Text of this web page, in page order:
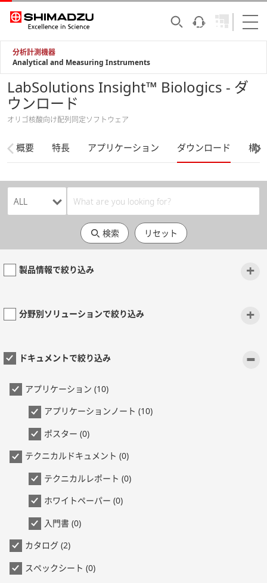
分析計測機器
Analytical and Measuring Instruments
LabSolutions Insight™ Biologics - ダ
ウンロード
オリゴ核酸向け配列同定ソフトウェア
概要 特長 アプリケーション ダウンロード 構
検索 リセット
製品情報で絞り込み +
分野別ソリューションで絞り込み +
ドキュメントで絞り込み -
アプリケーション (10)
アプリケーションノート (10)
ポスター (0)
テクニカルドキュメント (0)
テクニカルレポート (0)
ホワイトペーパー (0)
入門書 (0)
カタログ (2)
スペックシート (0)